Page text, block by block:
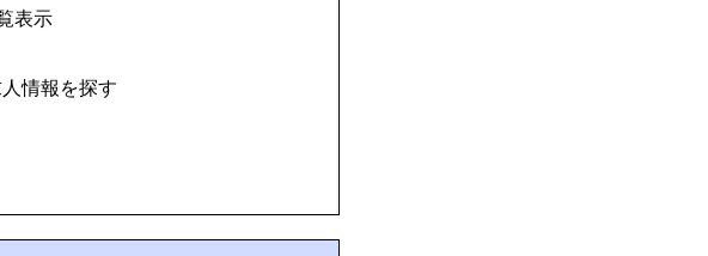
表示
情報を探す